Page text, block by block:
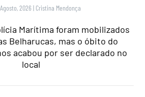
2026 | Cristina Mendonça
Marítima foram mobilizados
Belharucas, mas o óbito do
acabou por ser declarado no
local